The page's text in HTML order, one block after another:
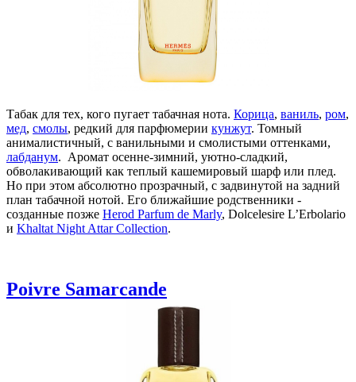
Табак для тех, кого пугает табачная нота. Корица, ваниль, ром,
мед, смолы, редкий для парфюмерии кунжут. Томный
анималистичный, с ванильными и смолистыми оттенками,
лабданум. Аромат осенне-зимний, уютно-сладкий,
обволакивающий как теплый кашемировый шарф или плед.
Но при этом абсолютно прозрачный, с задвинутой на задний
план табачной нотой. Его ближайшие родственники -
созданные позже Herod Parfum de Marly, Dolcelesire L’Erbolario
и Khaltat Night Attar Collection.
Poivre Samarcande